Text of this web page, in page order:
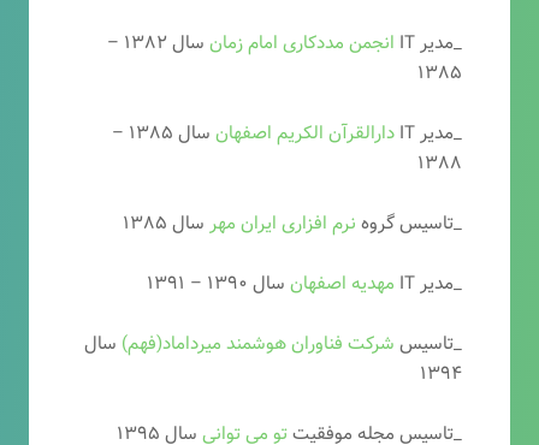
_مدیر IT انجمن مددکاری امام زمان
سال ۱۳۸۲ –
۱۳۸۵
_مدیر IT
دارالقرآن الکریم اصفهان
سال ۱۳۸۵ –
۱۳۸۸
_تاسیس گروه نرم افزاری ایران مهر سال ۱۳۸۵
_مدیر IT
مهدیه اصفهان سال ۱۳۹۰ – ۱۳۹۱
_تاسیس شرکت فناوران هوشمند میرداماد(فهم) سال
۱۳۹۴
_تاسیس مجله موفقیتتو می توانی سال ۱۳۹۵